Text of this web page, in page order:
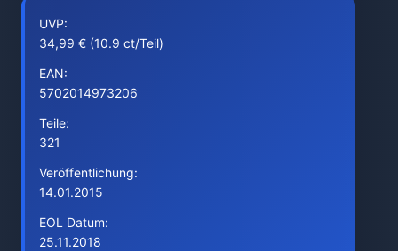
UVP:
34,99 € (10.9 ct/Teil)
EAN:
5702014973206
Teile:
321
Veröffentlichung:
14.01.2015
EOL Datum:
25.11.2018